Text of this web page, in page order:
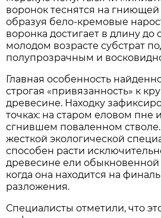
воронок теснятся на
образуя бело-кремовые
воронка достигает в длину до
молодом возрасте субстрат
полупрозрачным и
Главная особенность
строгая «привязанность» к
древесине. Находку
точках: на старом еловом пне
сгнившем поваленном стволе.
жесткой экологической
способен расти
древесине ели обыкновенной
когда она находится на
разложения.
Специалисты отметили, что